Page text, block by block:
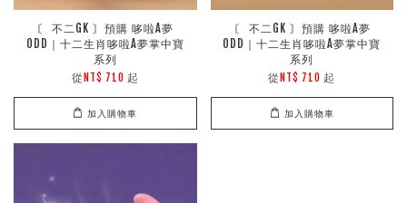
〘 不二GK 〙預購 哆啦A夢
ODD｜十二生肖哆啦A夢掌中寶
系列
從 NT$ 710 起
加入購物車
〘 不二GK 〙預購 哆啦A夢
ODD｜十二生肖哆啦A夢掌中寶
系列
從 NT$ 710 起
加入購物車